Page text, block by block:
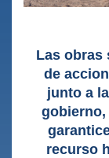
Las obras
de
junto a
recurso